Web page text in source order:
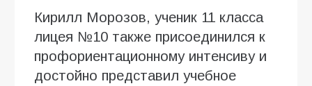
Кирилл Морозов, ученик 11 класса
лицея №10 также присоединился к
профориентационному интенсиву и
достойно представил учебное